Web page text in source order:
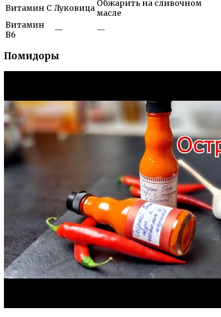
Витамин С Луковица Обжарить на сливочном
масле
Витамин
В6
— —
Помидоры